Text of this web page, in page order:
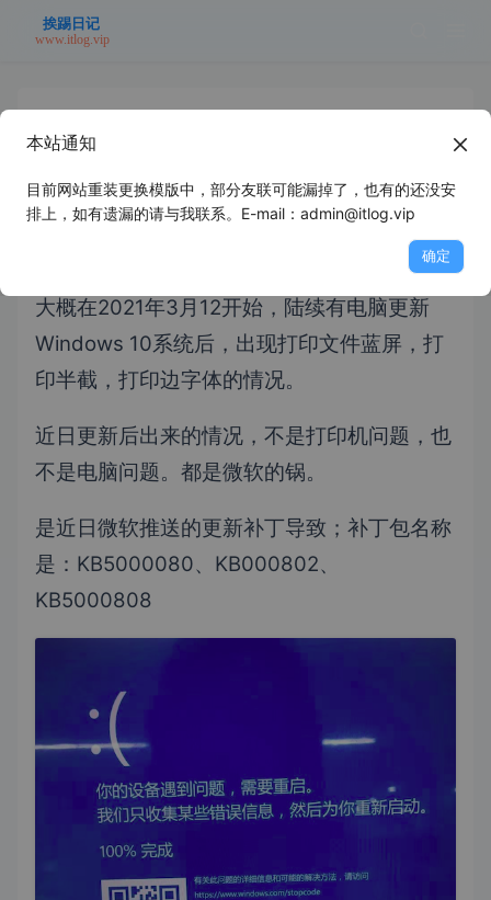
Windows 10 2021年3月更新后，电脑
打印文件蓝屏或打印半截解决方案
大概在2021年3月12开始，陆续有电脑更新
Windows 10系统后，出现打印文件蓝屏，打
印半截，打印边字体的情况。
近日更新后出来的情况，不是打印机问题，也
不是电脑问题。都是微软的锅。
是近日微软推送的更新补丁导致；补丁包名称
是：KB5000080、KB000802、
KB5000808
本站通知
目前网站重装更换模版中，部分友联可能漏掉了，也有的还没安
排上，如有遗漏的请与我联系。E-mail：admin@itlog.vip
确定